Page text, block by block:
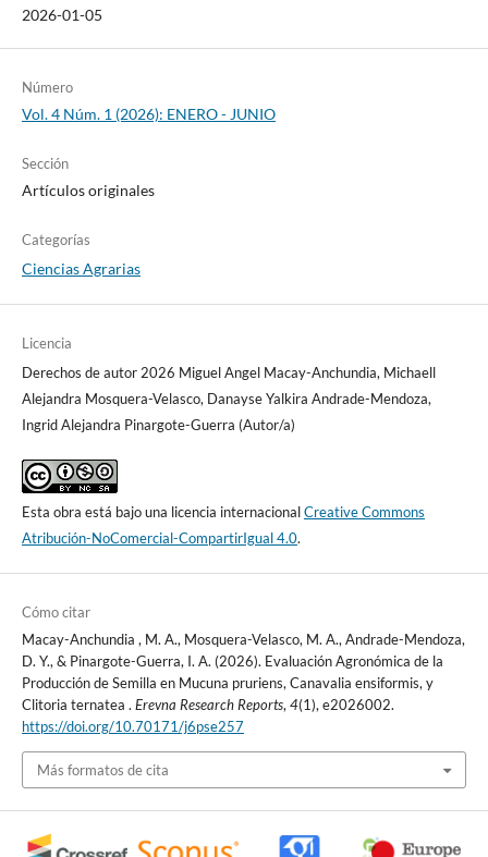
2026-01-05
Número
Vol. 4 Núm. 1 (2026): ENERO - JUNIO
Sección
Artículos originales
Categorías
Ciencias Agrarias
Licencia
Derechos de autor 2026 Miguel Angel Macay-Anchundia, Michaell
Alejandra Mosquera-Velasco, Danayse Yalkira Andrade-Mendoza,
Ingrid Alejandra Pinargote-Guerra (Autor/a)
Esta obra está bajo una licencia internacionalCreative Commons
Atribución-NoComercial-CompartirIgual 4.0.
Cómo citar
Macay-Anchundia , M. A., Mosquera-Velasco, M. A., Andrade-Mendoza,
D. Y., & Pinargote-Guerra, I. A. (2026). Evaluación Agronómica de la
Producción de Semilla en Mucuna pruriens, Canavalia ensiformis, y
Clitoria ternatea . Erevna Research Reports, 4(1), e2026002.
https://doi.org/10.70171/j6pse257
Más formatos de cita